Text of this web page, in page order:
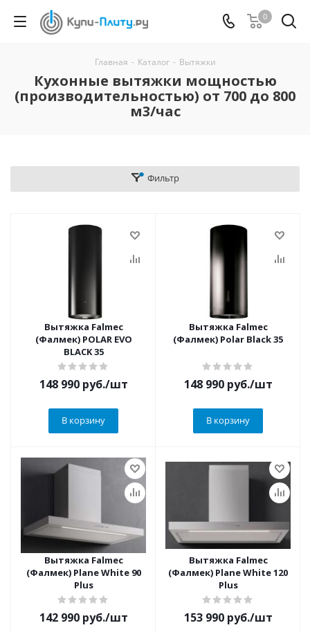
0
Главная - Каталог - Вытяжки
Кухонные вытяжки мощностью
(производительностью) от 700 до 800
м3/час
Фильтр
Вытяжка Falmec
(Фалмек) POLAR EVO
BLACK 35
148 990руб./шт
В корзину
Вытяжка Falmec
(Фалмек) Polar Black 35
148 990руб./шт
В корзину
Вытяжка Falmec
(Фалмек) Plane White 90
Plus
142 990руб./шт
Вытяжка Falmec
(Фалмек) Plane White 120
Plus
153 990руб./шт